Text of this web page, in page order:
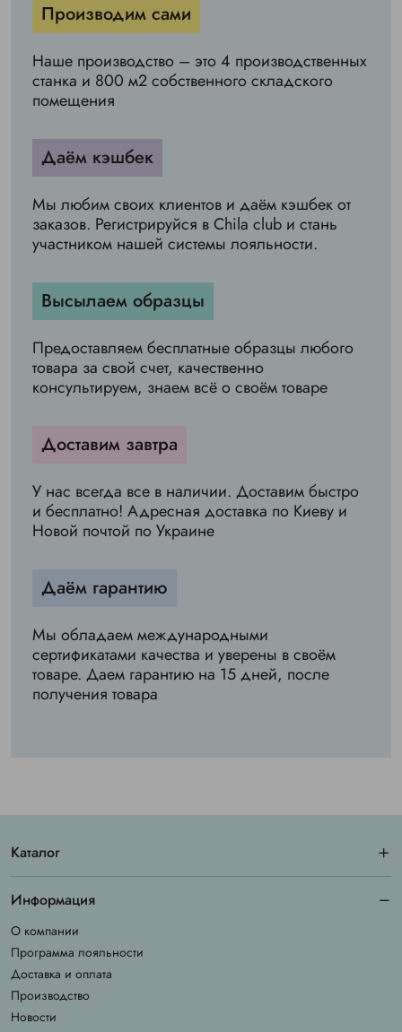
Производим сами
Наше производство – это 4 производственных
станка и 800 м2 собственного складского
помещения
Даём кэшбек
Мы любим своих клиентов и даём кэшбек от
заказов. Регистрируйся в Chila club и стань
участником нашей системы лояльности.
Высылаем образцы
Предоставляем бесплатные образцы любого
товара за свой счет, качественно
консультируем, знаем всё о своём товаре
Доставим завтра
У нас всегда все в наличии. Доставим быстро
и бесплатно! Адресная доставка по Киеву и
Новой почтой по Украине
Даём гарантию
Мы обладаем международными
сертификатами качества и уверены в своём
товаре. Даем гарантию на 15 дней, после
получения товара
Каталог
Информация
О компании
Программа лояльности
Доставка и оплата
Производство
Новости